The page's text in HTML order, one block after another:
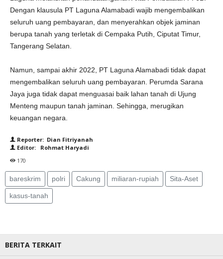
Dengan klausula PT Laguna Alamabadi wajib mengembalikan
seluruh uang pembayaran, dan menyerahkan objek jaminan
berupa tanah yang terletak di Cempaka Putih, Ciputat Timur,
Tangerang Selatan.
Namun, sampai akhir 2022, PT Laguna Alamabadi tidak dapat
mengembalikan seluruh uang pembayaran. Perumda Sarana
Jaya juga tidak dapat menguasai baik lahan tanah di Ujung
Menteng maupun tanah jaminan. Sehingga, merugikan
keuangan negara.
Reporter: Dian Fitriyanah
Editor: Rohmat Haryadi
170
bareskrim polri Cakung miliaran-rupiah Sita-Aset
kasus-tanah
BERITA TERKAIT